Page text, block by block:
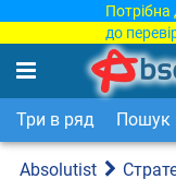
до
Три в ряд Пошук
Absolutist